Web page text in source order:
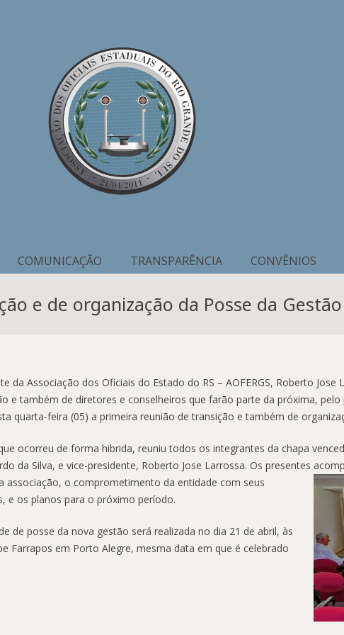
COMUNICAÇÃO TRANSPARÊNCIA CONVÊNIOS
e de organização da Posse da
da Associação dos Oficiais do Estado do RS – AOFERGS, Roberto
e também de diretores e conselheiros que farão parte da próxima,
quarta-feira (05) a primeira reunião de transição e também de
ocorreu de forma hibrida, reuniu todos os integrantes da chapa
da Silva, e vice-presidente, Roberto Jose Larrossa. Os presentes acom
associação, o comprometimento da entidade com seus
e os planos para o próximo período.
de posse da nova gestão será realizada no dia 21 de abril, às
Farrapos em Porto Alegre, mesma data em que é celebrado